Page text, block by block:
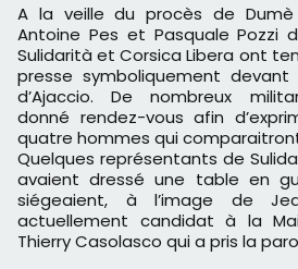
A la veille du procès de Dumè Ferrari, Franck Paoli,
Antoine Pes et Pasquale Pozzi
Sulidarità et Corsica Libera ont
presse symboliquement
d’Ajaccio. De nombreux
donné rendez-vous afin
quatre hommes qui
Quelques représentants de
avaient dressé une table en
siégeaient, à l’image de
actuellement candidat à la
Thierry Casolasco qui a pris la